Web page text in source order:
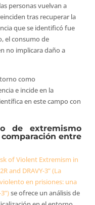
personas vuelvan a
tras recuperar la
que se identificó fue
el consumo de
no implicara daño a
como
e incide en la
en este campo con
de extremismo
entre
of Violent Extremism in
and DRAVY-3” (La
en prisiones: una
se ofrece un análisis de